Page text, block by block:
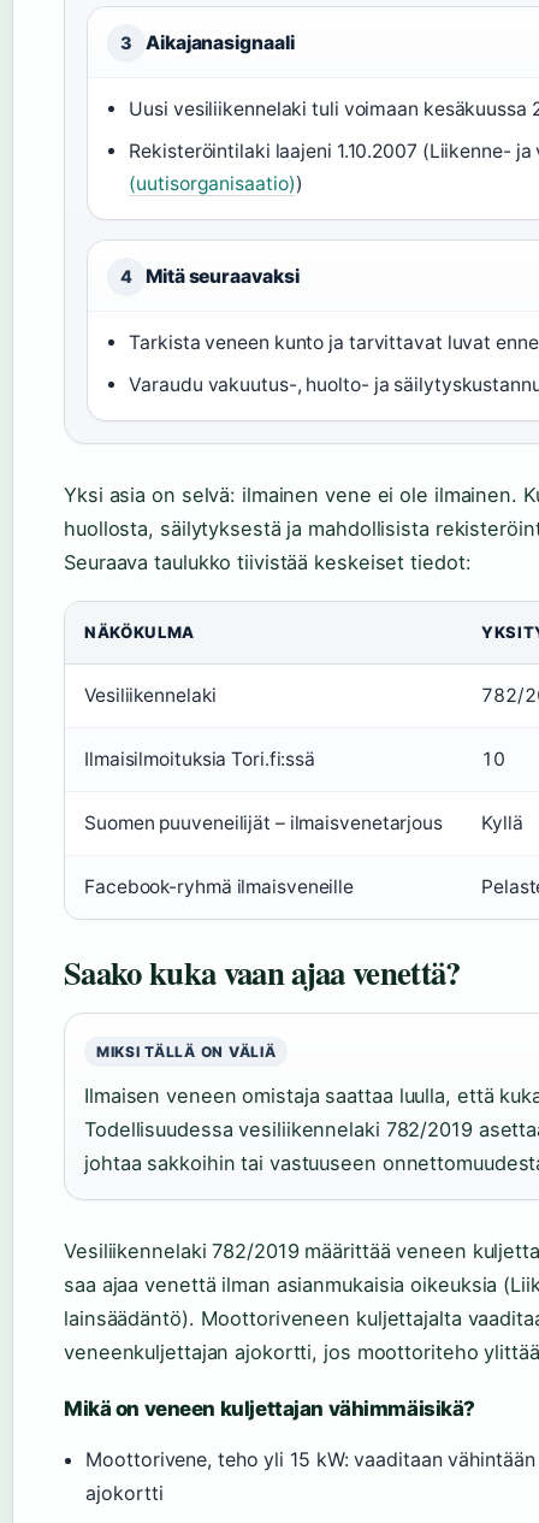
3 Aikajanasignaali
Uusi vesiliikennelaki tuli voimaan kesäkuussa
Rekisteröintilaki laajeni 1.10.2007 (Liikenne-
(uutisorganisaatio))
4 Mitä seuraavaksi
Tarkista veneen kunto ja tarvittavat luvat
Varaudu vakuutus-, huolto- ja
Yksi asia on selvä: ilmainen vene ei ole ilmainen.
huollosta, säilytyksestä ja mahdollisista
Seuraava taulukko tiivistää keskeiset tiedot:
NÄKÖKULMA
Vesiliikennelaki 782/
Ilmaisilmoituksia Tori.fi:ssä 10
Suomen puuveneilijät – ilmaisvenetarjous Kyllä
Facebook-ryhmä ilmaisveneille
Saako kuka vaan ajaa venettä?
MIKSI TÄLLÄ ON VÄLIÄ
Ilmaisen veneen omistaja saattaa luulla, että
Todellisuudessa vesiliikennelaki 782/2019
johtaa sakkoihin tai vastuuseen
Vesiliikennelaki 782/2019 määrittää veneen
saa ajaa venettä ilman asianmukaisia oikeuksia
lainsäädäntö). Moottoriveneen kuljettajalta
veneenkuljettajan ajokortti, jos moottoriteho ylittää
Mikä on veneen kuljettajan vähimmäisikä?
Moottorivene, teho yli 15 kW: vaaditaan
ajokortti